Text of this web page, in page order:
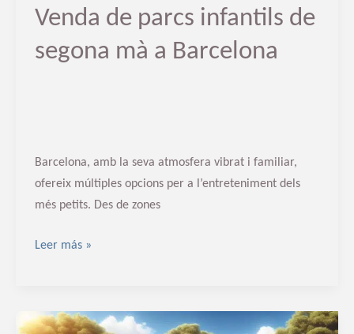
Venda de parcs infantils de
segona mà a Barcelona
Barcelona, amb la seva atmosfera vibrat i familiar,
ofereix múltiples opcions per a l’entreteniment dels
més petits. Des de zones
Leer más »
Venda